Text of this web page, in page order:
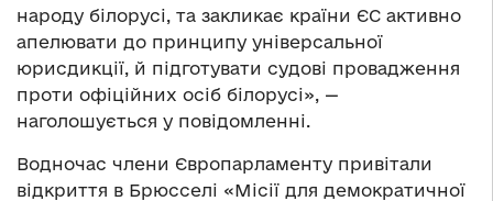
народу білорусі, та закликає країни ЄС активно
апелювати до принципу універсальної
юрисдикції, й підготувати судові провадження
проти офіційних осіб білорусі», —
наголошується у повідомленні.
Водночас члени Європарламенту привітали
відкриття в Брюсселі «Місії для демократичної